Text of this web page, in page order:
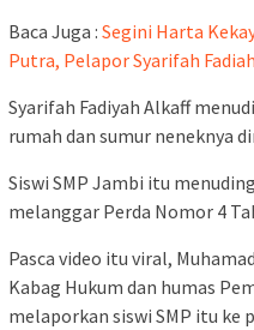
Baca Juga : Segini Harta
Putra, Pelapor Syarifah
Syarifah Fadiyah Alkaff
rumah dan sumur neneknya
Siswi SMP Jambi itu
melanggar Perda Nomor 4
Pasca video itu viral,
Kabag Hukum dan humas
melaporkan siswi SMP itu ke